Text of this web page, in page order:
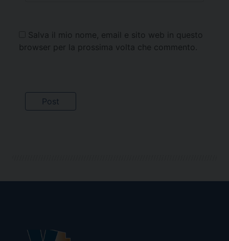
Salva il mio nome, email e sito web in questo
browser per la prossima volta che commento.